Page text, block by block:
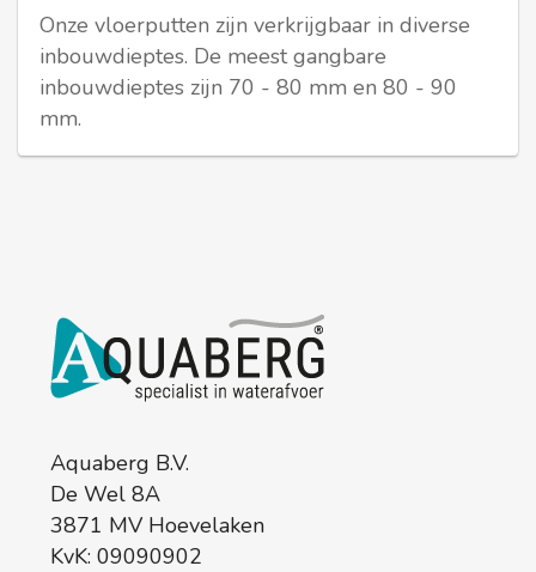
Onze vloerputten zijn verkrijgbaar in diverse
inbouwdieptes. De meest gangbare
inbouwdieptes zijn 70 - 80 mm en 80 - 90
mm.
Aquaberg B.V.
De Wel 8A
3871 MV Hoevelaken
KvK: 09090902